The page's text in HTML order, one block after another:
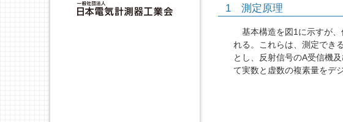
JEMIMA主要行事（会員
JEMIMA JCSS校正サービ
1 測定原理
基本構造を図1に示すが、
れる。これらは、測定でき
とし、反射信号のA受信機
て実数と虚数の複素量をデ